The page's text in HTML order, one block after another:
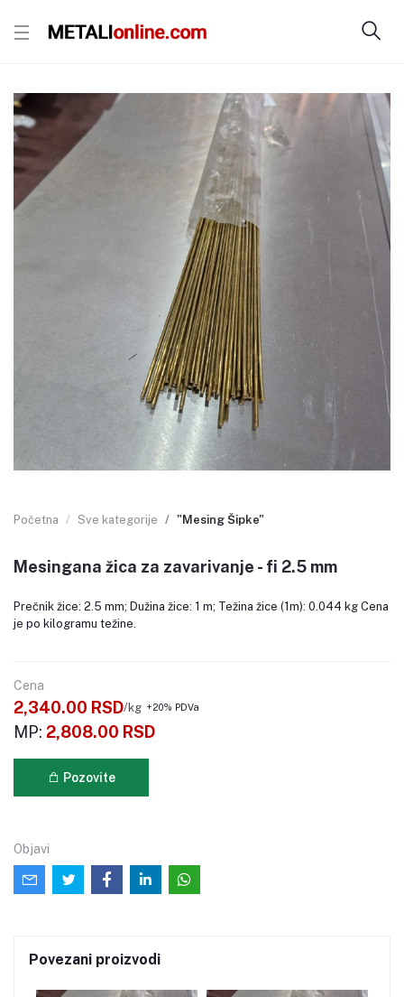
Početna Sve kategorije "Mesing Šipke"
Mesingana žica za zavarivanje - fi 2.5 mm
Prečnik žice: 2.5 mm; Dužina žice: 1 m; Težina žice (1m): 0.044 kg Cena
je po kilogramu težine.
Cena
2,340.00 RSD/kg +20% PDVa
MP: 2,808.00 RSD
Pozovite
Objavi
Povezani proizvodi